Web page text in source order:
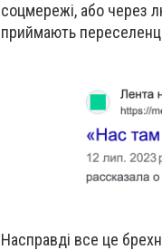
соцмережі, або через
приймають
Насправді все це